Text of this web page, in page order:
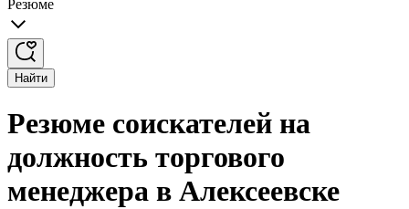
Резюме
Найти
Резюме соискателей на
должность торгового
менеджера в Алексеевске